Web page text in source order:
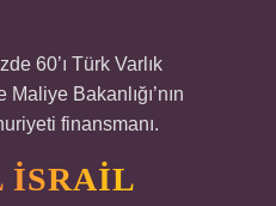
60’ı Türk Varlık
Bakanlığı’nın
finansmanı.
İSRAIL